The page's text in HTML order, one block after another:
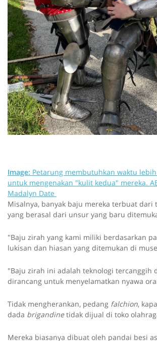
Image: Petarung membutuhkan waktu
untuk mengenakan "kulit kedua" mereka.
Madalyn Date
Misalnya, banyak baju mereka terbuat dari
yang berasal dari unsur yang baru
"Baju zirah yang kami miliki berdasarkan
lukisan dan hiasan yang ditemukan di
"Baju zirah ini adalah teknologi tercanggih
dirancang untuk menyelamatkan nyawa
Tidak mengherankan, pedang falchion,
dada brigandinetidak dijual di toko
Mereka biasanya dibuat oleh pandai besi